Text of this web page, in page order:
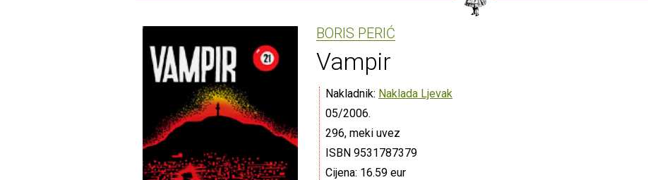
BORIS PERIĆ
Vampir
Nakladnik: Naklada Ljevak
05/2006.
296, meki uvez
ISBN 9531787379
Cijena: 16.59 eur